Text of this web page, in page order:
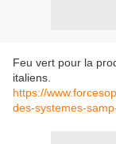
Feu vert pour la
italiens.
https://
des-systemes-